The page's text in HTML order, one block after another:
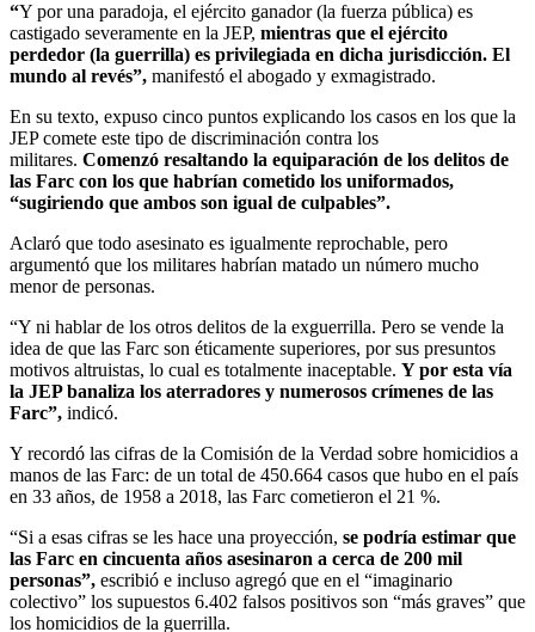
“Y por una paradoja, el ejército ganador (la fuerza pública) es
castigado severamente en la JEP, mientras que el ejército
perdedor (la guerrilla) es privilegiada en dicha jurisdicción. El
mundo al revés”, manifestó el abogado y exmagistrado.
En su texto, expuso cinco puntos explicando los casos en los que la
JEP comete este tipo de discriminación contra los
militares. Comenzó resaltando la equiparación de los delitos de
las Farc con los que habrían cometido los uniformados,
“sugiriendo que ambos son igual de culpables”.
Aclaró que todo asesinato es igualmente reprochable, pero
argumentó que los militares habrían matado un número mucho
menor de personas.
“Y ni hablar de los otros delitos de la exguerrilla. Pero se vende la
idea de que las Farc son éticamente superiores, por sus presuntos
motivos altruistas, lo cual es totalmente inaceptable. Y por esta vía
la JEP banaliza los aterradores y numerosos crímenes de las
Farc”, indicó.
Y recordó las cifras de la Comisión de la Verdad sobre homicidios a
manos de las Farc: de un total de 450.664 casos que hubo en el país
en 33 años, de 1958 a 2018, las Farc cometieron el 21 %.
“Si a esas cifras se les hace una proyección, se podría estimar que
las Farc en cincuenta años asesinaron a cerca de 200 mil
personas”, escribió e incluso agregó que en el “imaginario
colectivo” los supuestos 6.402 falsos positivos son “más graves” que
los homicidios de la guerrilla.